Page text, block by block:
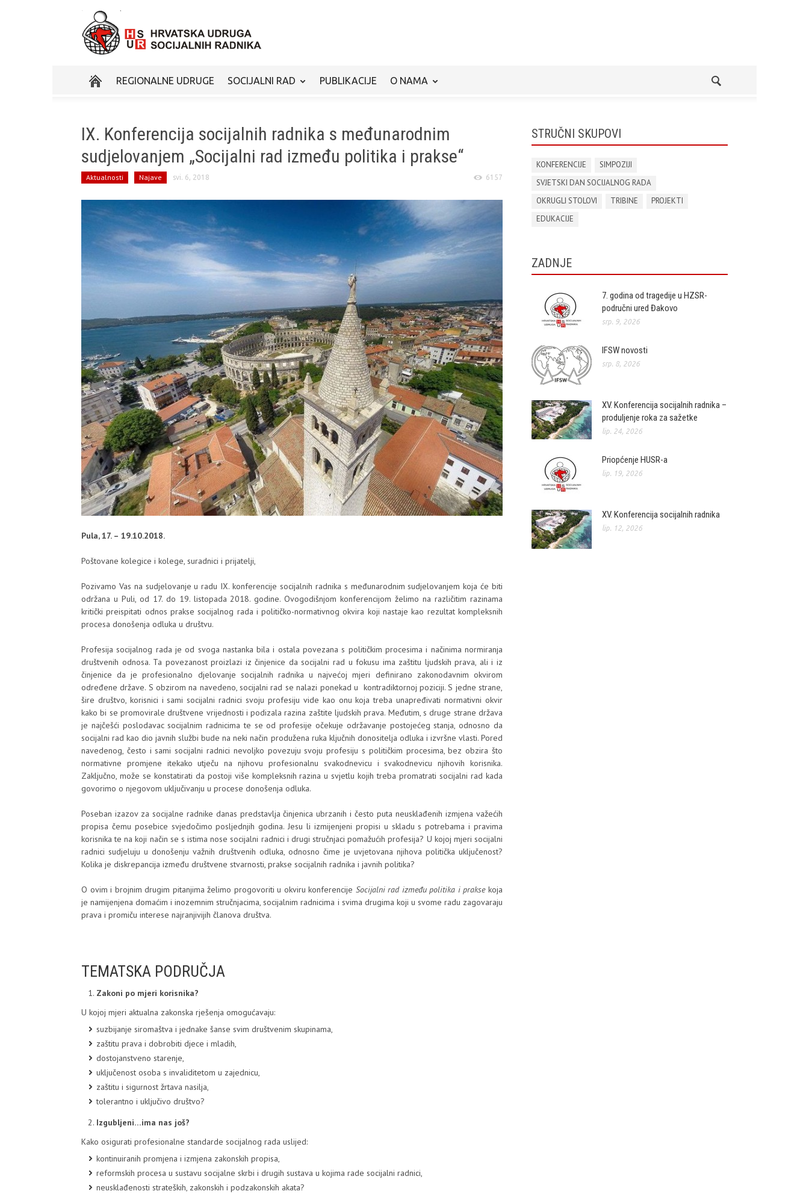
REGIONALNE UDRUGE SOCIJALNI RAD PUBLIKACIJE O NAMA
IX. Konferencija socijalnih radnika s međunarodnim
sudjelovanjem „Socijalni rad između politika i prakse“
Aktualnosti Najave svi. 6, 2018 6157
Pula, 17. – 19.10.2018.
Poštovane kolegice i kolege, suradnici i prijatelji,
Pozivamo Vas na sudjelovanje u radu IX. konferencije socijalnih radnika s međunarodnim sudjelovanjem koja će biti
održana u Puli, od 17. do 19. listopada 2018. godine. Ovogodišnjom konferencijom želimo na različitim razinama
kritički preispitati odnos prakse socijalnog rada i političko-normativnog okvira koji nastaje kao rezultat kompleksnih
procesa donošenja odluka u društvu.
Profesija socijalnog rada je od svoga nastanka bila i ostala povezana s političkim procesima i načinima normiranja
društvenih odnosa. Ta povezanost proizlazi iz činjenice da socijalni rad u fokusu ima zaštitu ljudskih prava, ali i iz
činjenice da je profesionalno djelovanje socijalnih radnika u najvećoj mjeri definirano zakonodavnim okvirom
određene države. S obzirom na navedeno, socijalni rad se nalazi ponekad u kontradiktornoj poziciji. S jedne strane,
šire društvo, korisnici i sami socijalni radnici svoju profesiju vide kao onu koja treba unapređivati normativni okvir
kako bi se promovirale društvene vrijednosti i podizala razina zaštite ljudskih prava. Međutim, s druge strane država
je najčešći poslodavac socijalnim radnicima te se od profesije očekuje održavanje postojećeg stanja, odnosno da
socijalni rad kao dio javnih službi bude na neki način produžena ruka ključnih donositelja odluka i izvršne vlasti. Pored
navedenog, često i sami socijalni radnici nevoljko povezuju svoju profesiju s političkim procesima, bez obzira što
normativne promjene itekako utječu na njihovu profesionalnu svakodnevicu i svakodnevicu njihovih korisnika.
Zaključno, može se konstatirati da postoji više kompleksnih razina u svjetlu kojih treba promatrati socijalni rad kada
govorimo o njegovom uključivanju u procese donošenja odluka.
Poseban izazov za socijalne radnike danas predstavlja činjenica ubrzanih i često puta neusklađenih izmjena važećih
propisa čemu posebice svjedočimo posljednjih godina. Jesu li izmijenjeni propisi u skladu s potrebama i pravima
korisnika te na koji način se s istima nose socijalni radnici i drugi stručnjaci pomažućih profesija? U kojoj mjeri socijalni
radnici sudjeluju u donošenju važnih društvenih odluka, odnosno čime je uvjetovana njihova politička uključenost?
Kolika je diskrepancija između društvene stvarnosti, prakse socijalnih radnika i javnih politika?
O ovim i brojnim drugim pitanjima želimo progovoriti u okviru konferencije Socijalni rad između politika i prakse koja
je namijenjena domaćim i inozemnim stručnjacima, socijalnim radnicima i svima drugima koji u svome radu zagovaraju
prava i promiču interese najranjivijih članova društva.
TEMATSKA PODRUČJA
Zakoni po mjeri korisnika?
U kojoj mjeri aktualna zakonska rješenja omogućavaju:
suzbijanje siromaštva i jednake šanse svim društvenim skupinama,
zaštitu prava i dobrobiti djece i mladih,
dostojanstveno starenje,
uključenost osoba s invaliditetom u zajednicu,
zaštitu i sigurnost žrtava nasilja,
tolerantno i uključivo društvo?
Izgubljeni…ima nas još?
Kako osigurati profesionalne standarde socijalnog rada uslijed:
kontinuiranih promjena i izmjena zakonskih propisa,
reformskih procesa u sustavu socijalne skrbi i drugih sustava u kojima rade socijalni radnici,
neusklađenosti strateških, zakonskih i podzakonskih akata?
STRUČNI SKUPOVI
KONFERENCIJE
SIMPOZIJI
SVJETSKI DAN SOCIJALNOG RADA
OKRUGLI STOLOVI
TRIBINE
PROJEKTI
EDUKACIJE
ZADNJE
7. godina od tragedije u HZSR-
područni ured Đakovo
srp. 9, 2026
IFSW novosti
srp. 8, 2026
XV. Konferencija socijalnih radnika –
produljenje roka za sažetke
lip. 24, 2026
Priopćenje HUSR-a
lip. 19, 2026
XV. Konferencija socijalnih radnika
lip. 12, 2026